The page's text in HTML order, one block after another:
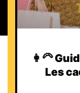
👩‍🦳
Les